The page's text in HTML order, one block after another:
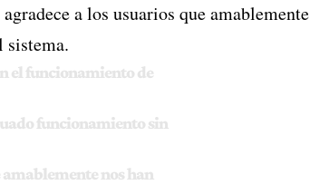
a los usuarios que amablemente
sistema.
el funcionamiento de
funcionamiento sin
amablemente nos han